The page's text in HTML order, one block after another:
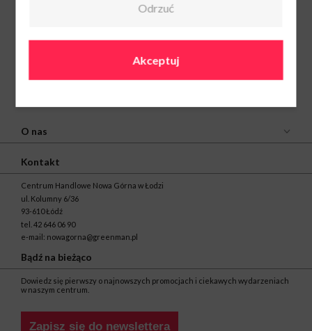
O nas
Kontakt
Centrum Handlowe Nowa Górna w Łodzi
ul. Kolumny 6/36
93-610 Łódź
tel. 42 646 06 90
e-mail: nowagorna@greenman.pl
Bądź na bieżąco
Dowiedz się pierwszy o najnowszych promocjach i ciekawych wydarzeniach
w naszym centrum.
Zapisz się do newslettera
Odrzuć
Akceptuj